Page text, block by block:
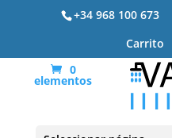
+34 968 100 673
Carrito
0
elementos